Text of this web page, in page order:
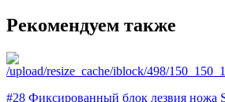
Рекомендуем также
#28 Фиксированный блок лезвия ножа